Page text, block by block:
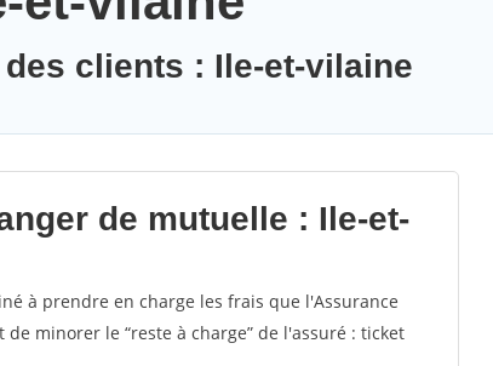
clients : Ile-et-vilaine
de mutuelle : Ile-et-
à prendre en charge les frais que l'Assurance
minorer le “reste à charge” de l'assuré : ticket